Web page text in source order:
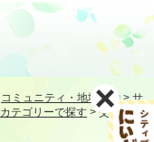
コミュニティ・地域活動 >サ
カテゴリーで探す >交流・仲